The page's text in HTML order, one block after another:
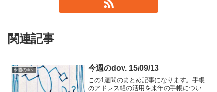
関連記事
今週のdov. 今週のdov. 15/09/13
この1週間のまとめ記事になります。手帳
のアドレス帳の活用を来年の手帳につい